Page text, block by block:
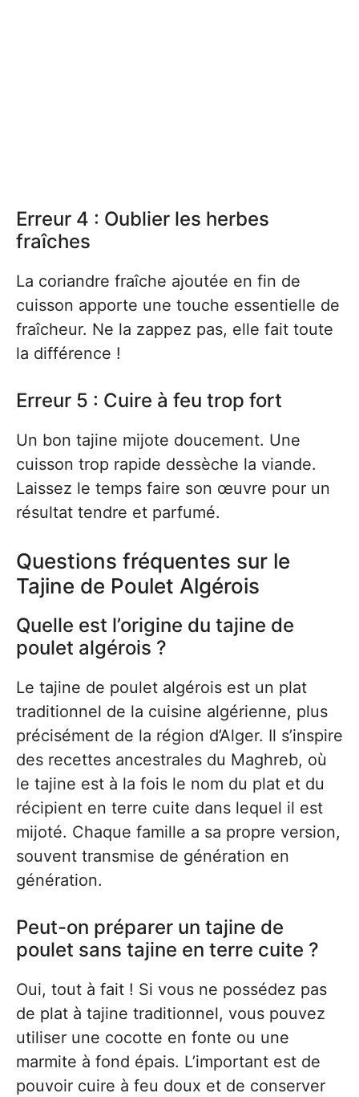
Erreur 4 : Oublier les herbes
fraîches
La coriandre fraîche ajoutée en fin de
cuisson apporte une touche essentielle de
fraîcheur. Ne la zappez pas, elle fait toute
la différence !
Erreur 5 : Cuire à feu trop fort
Un bon tajine mijote doucement. Une
cuisson trop rapide dessèche la viande.
Laissez le temps faire son œuvre pour un
résultat tendre et parfumé.
Questions fréquentes sur le
Tajine de Poulet Algérois
Quelle est l’origine du tajine de
poulet algérois ?
Le tajine de poulet algérois est un plat
traditionnel de la cuisine algérienne, plus
précisément de la région d’Alger. Il s’inspire
des recettes ancestrales du Maghreb, où
le tajine est à la fois le nom du plat et du
récipient en terre cuite dans lequel il est
mijoté. Chaque famille a sa propre version,
souvent transmise de génération en
génération.
Peut-on préparer un tajine de
poulet sans tajine en terre cuite ?
Oui, tout à fait ! Si vous ne possédez pas
de plat à tajine traditionnel, vous pouvez
utiliser une cocotte en fonte ou une
marmite à fond épais. L’important est de
pouvoir cuire à feu doux et de conserver